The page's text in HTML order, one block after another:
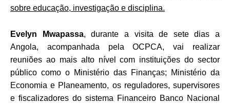
sobre educação, investigação e disciplina.
Evelyn Mwapassa, durante a visita de sete dias a
Angola, acompanhada pela OCPCA, vai realizar
reuniões ao mais alto nível com instituições do sector
público como o Ministério das Finanças; Ministério da
Economia e Planeamento, os reguladores, supervisores
e fiscalizadores do sistema Financeiro Banco Nacional